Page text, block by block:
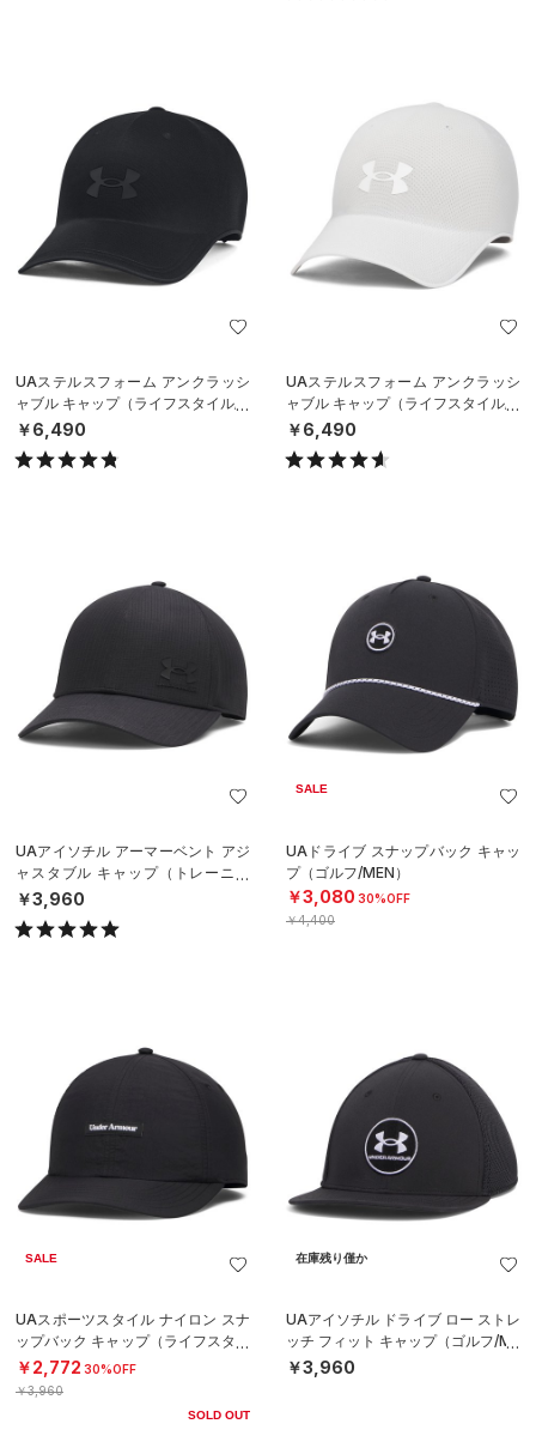
UAステルスフォーム アンクラッシ
ャブル キャップ（ライフスタイル/U
NISEX）
￥6,490
UAステルスフォーム アンクラッシ
ャブル キャップ（ライフスタイル/U
NISEX）
￥6,490
UAアイソチル アーマーベント アジ
ャスタブル キャップ（トレーニン
グ/MEN）
￥3,960
SALE
UAドライブ スナップバック キャッ
プ（ゴルフ/MEN）
￥3,080 30%OFF
￥4,400
SALE
UAスポーツスタイル ナイロン スナ
ップバック キャップ（ライフスタイ
ル/MEN）
￥2,772 30%OFF
￥3,960
SOLD OUT
在庫残り僅か
UAアイソチル ドライブ ロー ストレ
ッチ フィット キャップ（ゴルフ/ME
N）
￥3,960